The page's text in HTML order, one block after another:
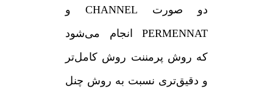
دو صورت CHANNEL و
PERMENNAT انجام می‌شود
که روش پرمننت روش کامل‌تر
و دقیق‌تری نسبت به روش چنل